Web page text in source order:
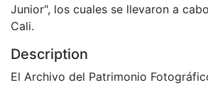
Junior", los cuales se llevaron a
Cali.
Description
El Archivo del Patrimonio